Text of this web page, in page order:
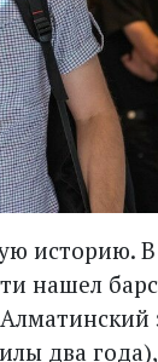
историю. В
нашел
два